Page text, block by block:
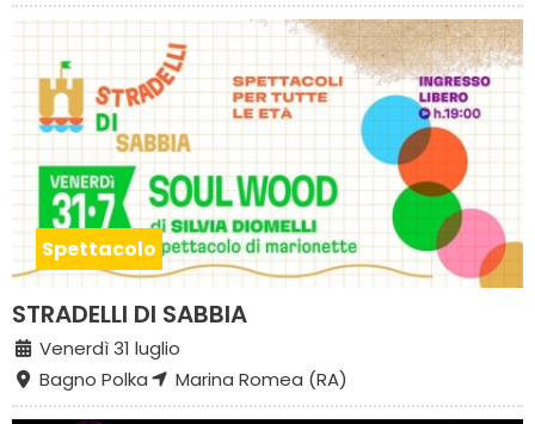
Spettacolo
STRADELLI DI SABBIA
Venerdì 31 luglio
Bagno Polka
Marina Romea (RA)